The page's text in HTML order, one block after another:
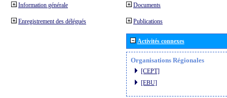
Information générale
Enregistrement des délégués
Documents
Publications
Activités connexes
Organisations Régionales
[CEPT]
[EBU]